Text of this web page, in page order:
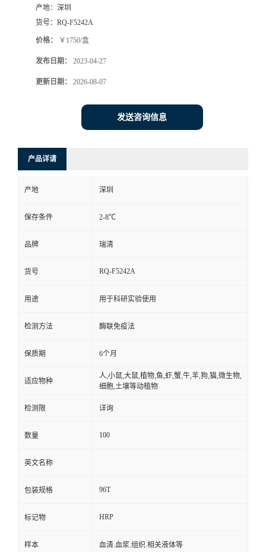
产地： 深圳
货号： RQ-F5242A
价格： ￥1750/盒
发布日期： 2023-04-27
更新日期： 2026-08-07
发送咨询信息
产品详请
产地 深圳
保存条件 2-8℃
品牌 瑞清
货号 RQ-F5242A
用途 用于科研实验使用
检测方法 酶联免疫法
保质期 6个月
适应物种
人,小鼠,大鼠,植物,鱼,虾,蟹,牛,羊,狗,猫,微生物,
细胞,土壤等动植物
检测限 详询
数量 100
英文名称
包装规格 96T
标记物 HRP
样本 血清.血浆.组织.相关液体等